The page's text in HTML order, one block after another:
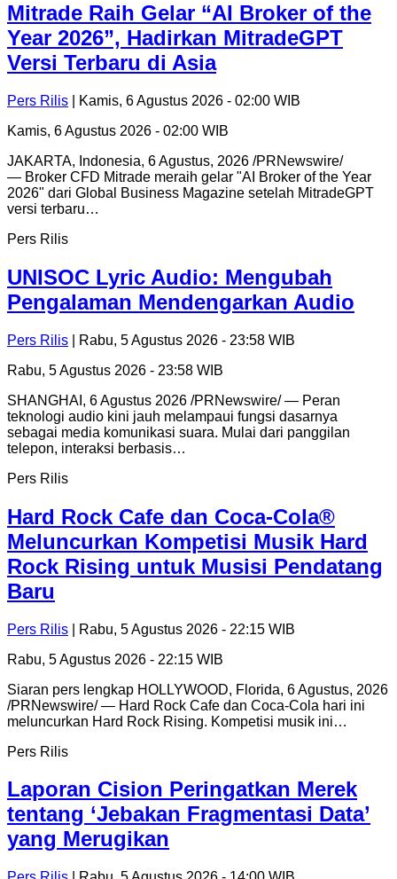
Mitrade Raih Gelar “AI Broker of the
Year 2026”, Hadirkan MitradeGPT
Versi Terbaru di Asia
Pers Rilis | Kamis, 6 Agustus 2026 - 02:00 WIB
Kamis, 6 Agustus 2026 - 02:00 WIB
JAKARTA, Indonesia, 6 Agustus, 2026 /PRNewswire/
— Broker CFD Mitrade meraih gelar "AI Broker of the Year
2026" dari Global Business Magazine setelah MitradeGPT
versi terbaru…
Pers Rilis
UNISOC Lyric Audio: Mengubah
Pengalaman Mendengarkan Audio
Pers Rilis | Rabu, 5 Agustus 2026 - 23:58 WIB
Rabu, 5 Agustus 2026 - 23:58 WIB
SHANGHAI, 6 Agustus 2026 /PRNewswire/ — Peran
teknologi audio kini jauh melampaui fungsi dasarnya
sebagai media komunikasi suara. Mulai dari panggilan
telepon, interaksi berbasis…
Pers Rilis
Hard Rock Cafe dan Coca-Cola®
Meluncurkan Kompetisi Musik Hard
Rock Rising untuk Musisi Pendatang
Baru
Pers Rilis | Rabu, 5 Agustus 2026 - 22:15 WIB
Rabu, 5 Agustus 2026 - 22:15 WIB
Siaran pers lengkap HOLLYWOOD, Florida, 6 Agustus, 2026
/PRNewswire/ — Hard Rock Cafe dan Coca-Cola hari ini
meluncurkan Hard Rock Rising. Kompetisi musik ini…
Pers Rilis
Laporan Cision Peringatkan Merek
tentang ‘Jebakan Fragmentasi Data’
yang Merugikan